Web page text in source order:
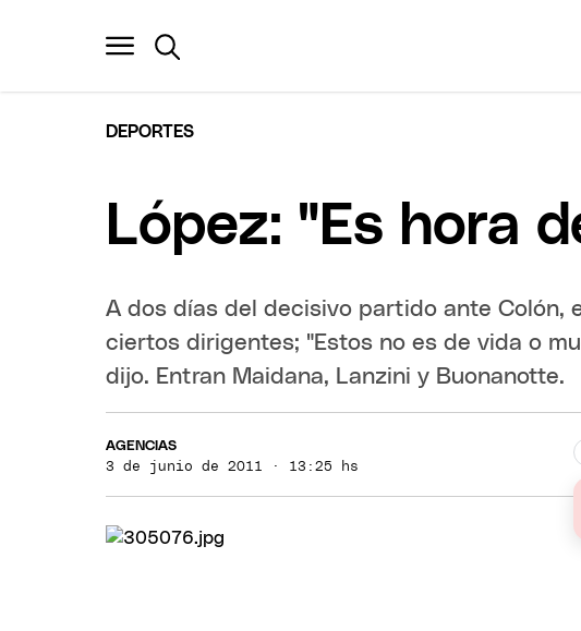
DEPORTES
López: "Es hora
A dos días del decisivo partido ante Colón,
ciertos dirigentes; "Estos no es de vida o
dijo. Entran Maidana, Lanzini y Buonanotte.
AGENCIAS
3 de junio de 2011 · 13:25 hs